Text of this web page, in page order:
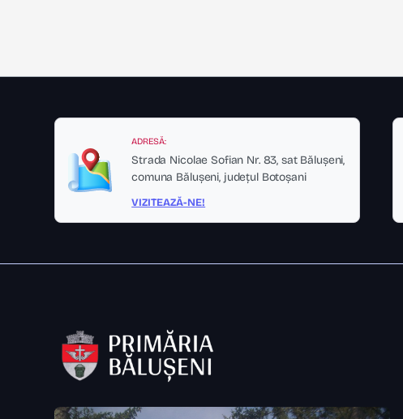
ADRESĂ:
Strada Nicolae Sofian Nr. 83, sat Bălușeni,
comuna Bălușeni, județul Botoșani
VIZITEAZĂ-NE!